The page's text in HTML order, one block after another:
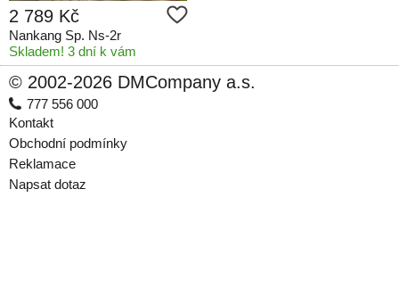
2 789 Kč
Nankang Sp. Ns-2r
Skladem! 3 dní k vám
© 2002-2026 DMCompany a.s.
777 556 000
Kontakt
Obchodní podmínky
Reklamace
Napsat dotaz